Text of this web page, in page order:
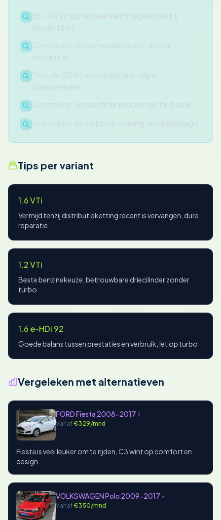
Bij 1.6 VTi: luister naar kettinggeluiden bij
koude start
Controleer onderhoudshistorie, vooral
distributie
Test de EGS6 automaat grondig in
stadsverkeer
Controleer op roetfilter problemen bij diesel
Inspecteer de turbo op speling en olielekkage
Tips per variant
1.6 VTi
Vermijd tenzij distributieketting recent is vervangen, dure
reparatie
1.2 VTi
Beste benzinekeuze, betrouwbare driecilinder zonder
turbo
1.6 e-HDi 92
Goede balans tussen prestaties en verbruik, let op turbo
Vergeleken met alternatieven
FORD Fiesta 2008-2017
Vanaf€329/mnd
Fiesta is veel leuker om te rijden, C3 wint op comfort en
design
VOLKSWAGEN Polo 2009-2017
Vanaf€350/mnd